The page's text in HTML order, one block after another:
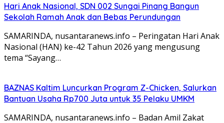
Hari Anak Nasional, SDN 002 Sungai Pinang Bangun
Sekolah Ramah Anak dan Bebas Perundungan
SAMARINDA, nusantaranews.info – Peringatan Hari Anak
Nasional (HAN) ke-42 Tahun 2026 yang mengusung
tema “Sayang…
BAZNAS Kaltim Luncurkan Program Z-Chicken, Salurkan
Bantuan Usaha Rp700 Juta untuk 35 Pelaku UMKM
SAMARINDA, nusantaranews.info – Badan Amil Zakat